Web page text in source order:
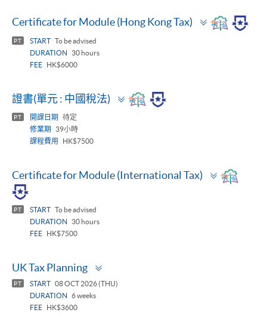
Certificate for Module (Hong Kong Tax)
Toggle
panel
PT START To be advised
DURATION
30 hours
FEE
HK$6000
證書(單元 : 中國稅法)
Toggle
panel
PT 開課日期
待定
修業期
39小時
課程費用
HK$7500
Certificate for Module (International Tax)
Toggle
panel
PT START To be advised
DURATION
30 hours
FEE
HK$7500
UK Tax Planning
PT START 08 OCT 2026 (THU)
DURATION
6 weeks
FEE
HK$3600